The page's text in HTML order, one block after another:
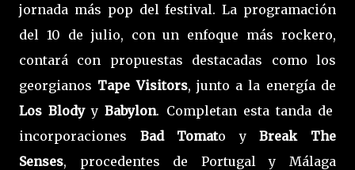
jornada más pop del festival. La programación
del 10 de julio, con un enfoque más rockero,
contará con propuestas destacadas como los
georgianos Tape Visitors, junto a la energía de
Los BlodyyBabylon. Completan esta tanda de
incorporaciones Bad Tomato yBreak The
Senses, procedentes de Portugal y Málaga